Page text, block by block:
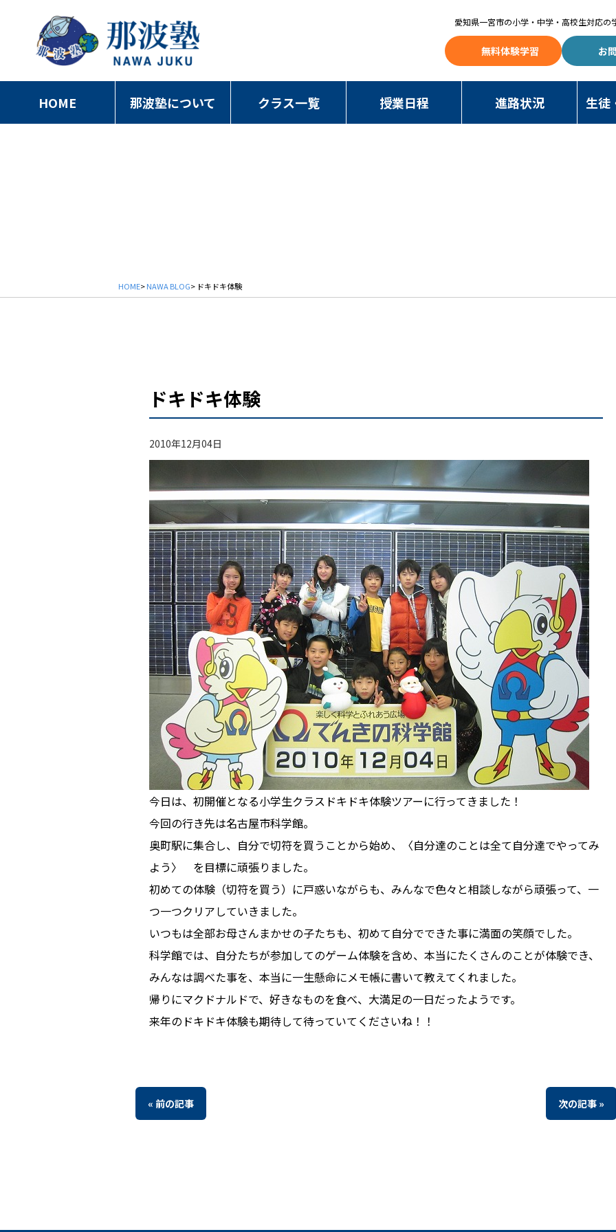
愛知県一宮市の小学・中学・高校生対応の
無料体験学習 お
HOME 那波塾について クラス一覧 授業日程 進路状況 生徒
HOME>NAWA BLOG> ドキドキ体験
ドキドキ体験
2010年12月04日
今日は、初開催となる小学生クラスドキドキ体験ツアーに行ってきました！
今回の行き先は名古屋市科学館。
奥町駅に集合し、自分で切符を買うことから始め、〈自分達のことは全て自分達でやってみ
よう〉 を目標に頑張りました。
初めての体験（切符を買う）に戸惑いながらも、みんなで色々と相談しながら頑張って、一
つ一つクリアしていきました。
いつもは全部お母さんまかせの子たちも、初めて自分でできた事に満面の笑顔でした。
科学館では、自分たちが参加してのゲーム体験を含め、本当にたくさんのことが体験でき、
みんなは調べた事を、本当に一生懸命にメモ帳に書いて教えてくれました。
帰りにマクドナルドで、好きなものを食べ、大満足の一日だったようです。
来年のドキドキ体験も期待して待っていてくださいね！！
« 前の記事 次の記事 »